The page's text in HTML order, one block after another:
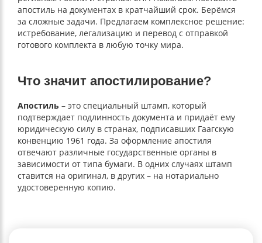
апостиль на документах в кратчайший срок. Берёмся
за сложные задачи. Предлагаем комплексное решение:
истребование, легализацию и перевод с отправкой
готового комплекта в любую точку мира.
Что значит апостилирование?
Апостиль – это специальный штамп, который
подтверждает подлинность документа и придаёт ему
юридическую силу в странах, подписавших Гаагскую
конвенцию 1961 года. За оформление апостиля
отвечают различные государственные органы в
зависимости от типа бумаги. В одних случаях штамп
ставится на оригинал, в других – на нотариально
удостоверенную копию.